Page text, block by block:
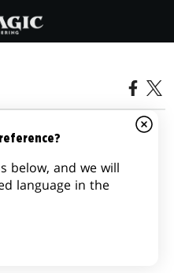
DI MAGIC:
below, and we will
language in the